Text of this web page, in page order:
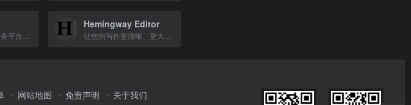
Hemingway Editor
网站地图 免责声明 关于我们